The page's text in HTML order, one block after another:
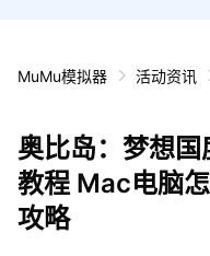
MuMu模拟器 活动资讯
奥比岛：梦想
教程 Mac电脑
攻略